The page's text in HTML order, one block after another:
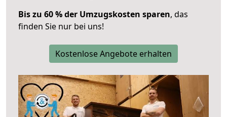
Bis zu 60 % der Umzugskosten sparen, das
finden Sie nur bei uns!
Kostenlose Angebote erhalten